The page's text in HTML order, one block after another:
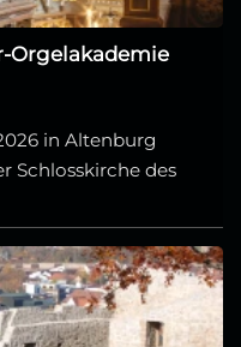
Orgelakademie
in Altenburg
Schlosskirche des